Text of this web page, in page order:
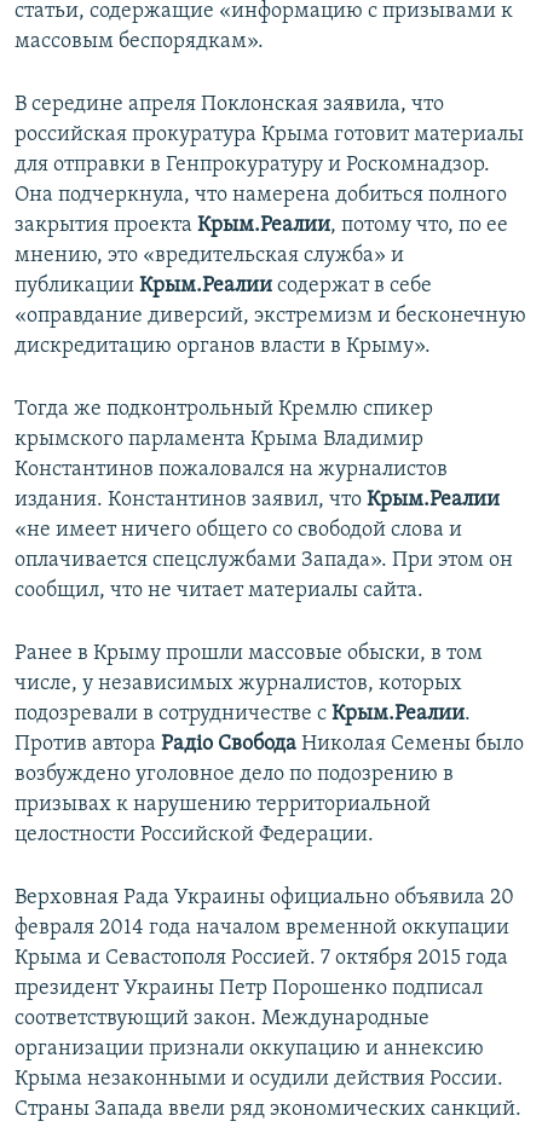
статьи, содержащие «информацию с призывами к
массовым беспорядкам».
В середине апреля Поклонская заявила, что
российская прокуратура Крыма готовит материалы
для отправки в Генпрокуратуру и Роскомнадзор.
Она подчеркнула, что намерена добиться полного
закрытия проекта Крым.Реалии, потому что, по ее
мнению, это «вредительская служба» и
публикации Крым.Реалии содержат в себе
«оправдание диверсий, экстремизм и бесконечную
дискредитацию органов власти в Крыму».
Тогда же подконтрольный Кремлю спикер
крымского парламента Крыма Владимир
Константинов пожаловался на журналистов
издания. Константинов заявил, что Крым.Реалии
«не имеет ничего общего со свободой слова и
оплачивается спецслужбами Запада». При этом он
сообщил, что не читает материалы сайта.
Ранее в Крыму прошли массовые обыски, в том
числе, у независимых журналистов, которых
подозревали в сотрудничестве с Крым.Реалии.
Против автора Радіо Свобода Николая Семены было
возбуждено уголовное дело по подозрению в
призывах к нарушению территориальной
целостности Российской Федерации.
Верховная Рада Украины официально объявила 20
февраля 2014 года началом временной оккупации
Крыма и Севастополя Россией. 7 октября 2015 года
президент Украины Петр Порошенко подписал
соответствующий закон. Международные
организации признали оккупацию и аннексию
Крыма незаконными и осудили действия России.
Страны Запада ввели ряд экономических санкций.